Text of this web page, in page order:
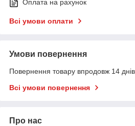
Оплата на рахунок
Всі умови оплати
Умови повернення
Повернення товару впродовж 14
Всі умови повернення
Про нас